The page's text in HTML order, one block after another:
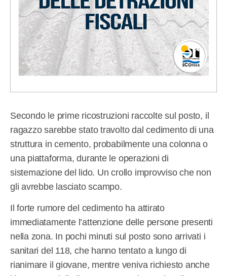
Secondo le prime ricostruzioni raccolte sul posto, il
ragazzo sarebbe stato travolto dal cedimento di una
struttura in cemento, probabilmente una colonna o
una piattaforma, durante le operazioni di
sistemazione del lido. Un crollo improvviso che non
gli avrebbe lasciato scampo.
Il forte rumore del cedimento ha attirato
immediatamente l’attenzione delle persone presenti
nella zona. In pochi minuti sul posto sono arrivati i
sanitari del 118, che hanno tentato a lungo di
rianimare il giovane, mentre veniva richiesto anche